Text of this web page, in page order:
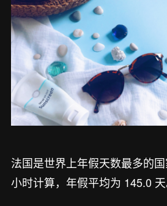
法国是世界上年假天数最多的
小时计算，年假平均为 145.0 天